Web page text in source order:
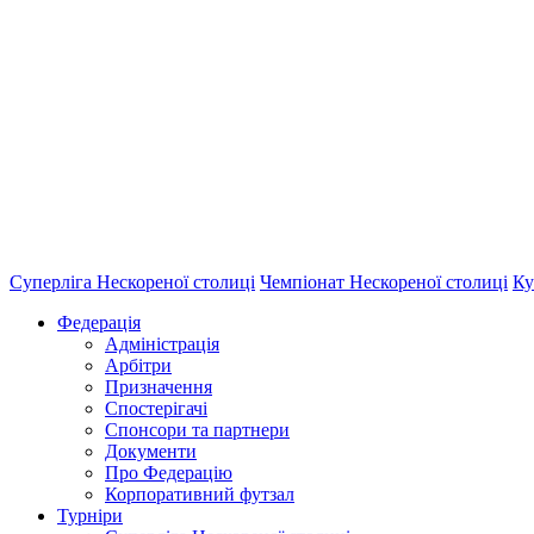
Суперліга Нескореної столиці Чемпіонат Нескореної столиці
Федерація
Адміністрація
Арбітри
Призначення
Спостерігачі
Спонсори та партнери
Документи
Про Федерацію
Корпоративний футзал
Турніри